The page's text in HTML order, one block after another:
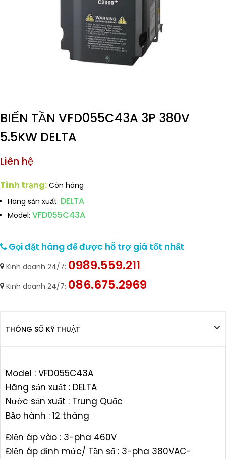
BIẾN TẦN VFD055C43A 3P 380V
5.5KW DELTA
Liên hệ
Tình trạng: Còn hàng
Hãng sản xuất: DELTA
Model: VFD055C43A
Gọi đặt hàng để được hỗ trợ giá tốt nhất
Kinh doanh 24/7: 0989.559.211
Kinh doanh 24/7: 086.675.2969
THÔNG SỐ KỸ THUẬT
Model : VFD055C43A
Hãng sản xuất : DELTA
Nước sản xuất : Trung Quốc
Bảo hành : 12 tháng
Điện áp vào : 3-pha 460V
Điện áp định mức/ Tần số : 3-pha 380VAC-